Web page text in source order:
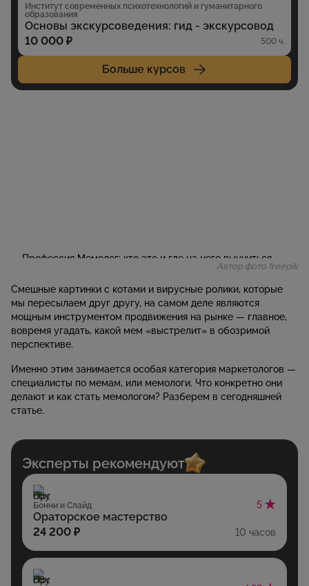
Институт современных психотехнологий и гуманитарного
образования
Основы экскурсоведения: гид - экскурсовод
10 000 ₽
500 ч.
Больше курсов
Автор фото freepik
Смешные картинки с котами и вирусные ролики, которые
мы пересылаем друг другу, на самом деле являются
мощным инструментом продвижения на рынке — главное,
вовремя угадать, какой мем «выстрелит» в обозримой
перспективе.
Именно этим занимается особая категория маркетологов —
специалисты по мемам, или мемологи. Что конкретно они
делают и как стать мемологом? Разберем в сегодняшней
статье.
Эксперты рекомендуют
Бонни и Слайд 5
Ораторское мастерство
24 200 ₽
10 часов